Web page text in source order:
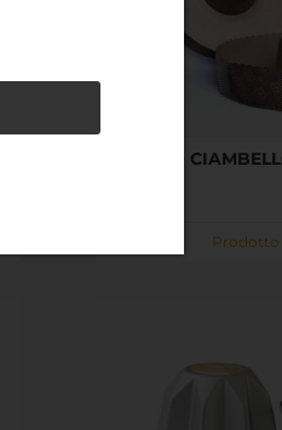
STAMPO
Prodotto